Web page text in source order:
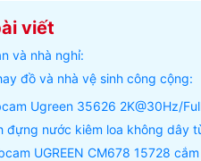
viết
và nhà nghỉ:
đồ và nhà vệ sinh công cộng:
Ugreen 35626 2K@30Hz/
đựng nước kiêm loa không dây
UGREEN CM678 15728